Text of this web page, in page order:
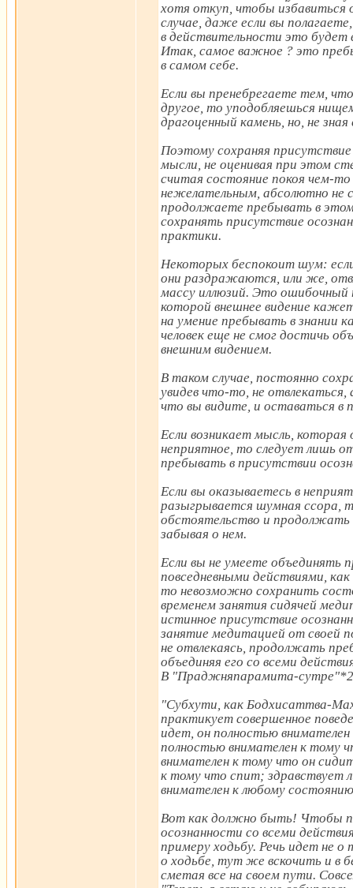
хотя откуп, чтобы избавиться
случае, даже если вы
в действительности это
Итак, самое важное ? это
в самом себе.
Если вы пренебрегаете тем,
другое, то уподобляешься
драгоценный камень, но, не
Поэтому сохраняя
мысли, не оценивая при этом
считая состояние покоя чем-
нежелательным, абсолютно не
продолжаете пребывать в
сохранять присутствие
практики.
Некоторых беспокоит шум:
они раздражаются, или же,
массу иллюзий. Это ошибочный
которой внешнее видение
на умение пребывать в знании
человек еще не смог достичь
внешним видением.
В таком случае, постоянно
увидев что-то, не отвлекаться,
что вы видите, и оставаться в
Если возникает мысль,
неприятное, то следует лишь
пребывать в присутствии
Если вы оказываетесь в
разыгрывается шумная ссора,
обстоятельство и продолжать
забывая о нем.
Если вы не умеете объединять
повседневными действиями,
то невозможно сохранить
временем занятия сидячей
истинное присутствие
занятие медитацией от своей
не отвлекаясь, продолжать
объединяя его со всеми
В "Праджняпарамита-
"Субхути, как Бодхисаттва-
практикует совершенное
идет, он полностью
полностью внимателен к тому
внимателен к тому что он
к тому что спит; здравствует
внимателен к любому
Вот как должно быть! Чтобы
осознанности со всеми
примеру ходьбу. Речь идет не
о ходьбе, тут же вскочить и в
сметая все на своем пути.